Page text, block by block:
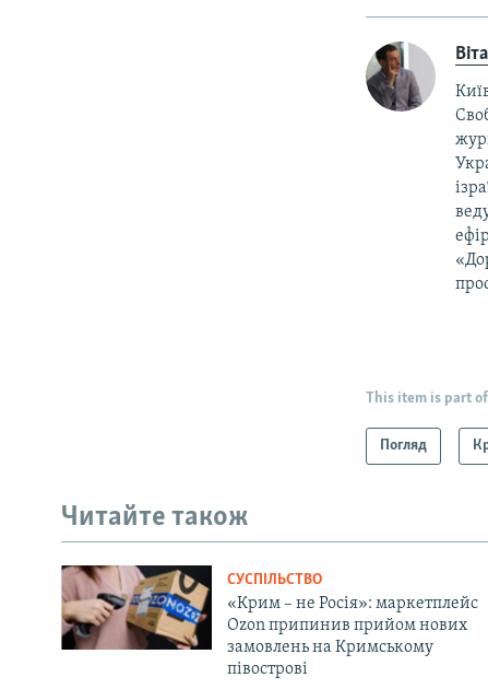
This item is part of
Погляд
Читайте також
СУСПІЛЬСТВО
«Крим – не Росія»: маркетплейс
Ozon припинив прийом нових
замовлень на Кримському
півострові